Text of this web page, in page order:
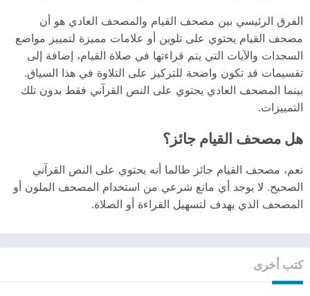
الفرق الرئيسي بين مصحف القيام والمصحف العادي هو أن
مصحف القيام يحتوي على تلوين أو علامات مميزة لتمييز مواضع
السجدات والآيات التي يتم قراءتها في صلاة القيام، إضافة إلى
تقسيمات قد تكون واضحة للتركيز على التلاوة في هذا السياق.
بينما المصحف العادي يحتوي على النص القرآني فقط بدون تلك
التمييزات.
هل مصحف القيام جائز؟
نعم، مصحف القيام جائز طالما أنه يحتوي على النص القرآني
الصحيح. لا يوجد أي مانع شرعي من استخدام المصحف الملون أو
المصحف الذي يهدف لتسهيل القراءة أو الصلاة.
كتب أخرى